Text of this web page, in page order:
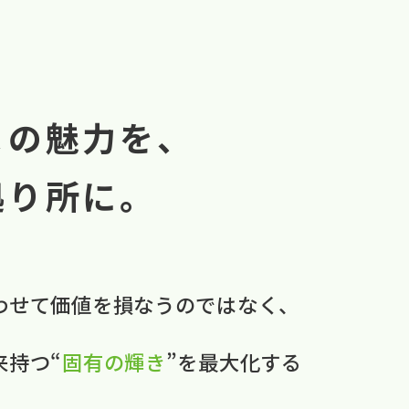
魅力を、
所に。
て​価値を​損なうのではなく、
持つ“固有の​輝き”を​最大化する​